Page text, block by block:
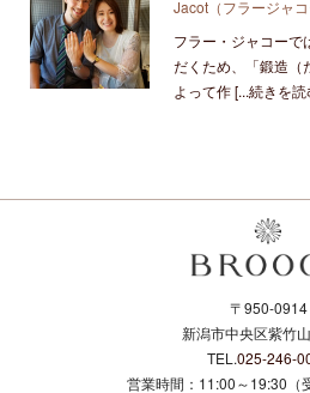
Jacot（フラージャ
フラー・ジャコーで
だくため、「鍛造（
よって作 [...続きを読
〒950-0914
新潟市中央区紫竹
TEL.025-246-
営業時間：11:00～19:30（